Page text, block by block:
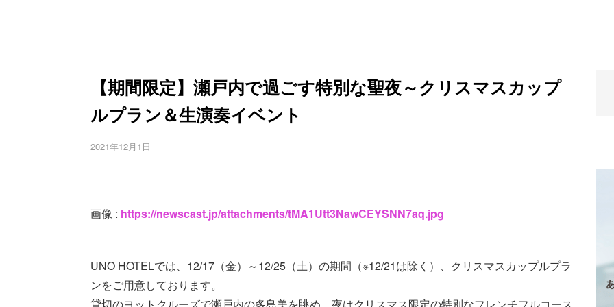
【期間限定】瀬戸内で過ごす特別な聖夜～クリスマスカップ
ルプラン＆生演奏イベント
2021年12月1日
画像 : https://newscast.jp/attachments/tMA1Utt3NawCEYSNN7aq.jpg
UNO HOTELでは、12/17（金）～12/25（土）の期間（※12/21は除く）、クリスマスカップルプラ
ンをご用意しております。
貸切のヨットクルーズで瀬戸内の多島美を眺め、夜はクリスマス限定の特別なフレンチフルコース